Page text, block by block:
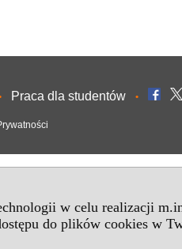
w celu realizacji
do plików cookies w
Praca dla studentów •